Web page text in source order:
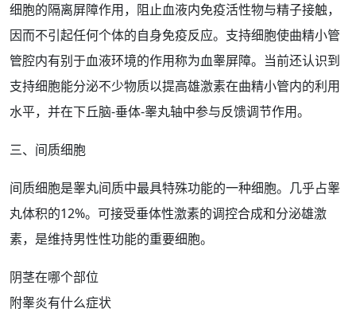
细胞的隔离屏障作用，阻止血液内免疫活性物与精子接触，
因而不引起任何个体的自身免疫反应。支持细胞使曲精小管
管腔内有别于血液环境的作用称为血睾屏障。当前还认识到
支持细胞能分泌不少物质以提高雄激素在曲精小管内的利用
水平，并在下丘脑-垂体-睾丸轴中参与反馈调节作用。
三、间质细胞
间质细胞是睾丸间质中最具特殊功能的一种细胞。几乎占睾
丸体积的12%。可接受垂体性激素的调控合成和分泌雄激
素，是维持男性性功能的重要细胞。
阴茎在哪个部位
附睾炎有什么症状